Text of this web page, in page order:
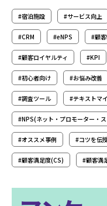
#宿泊施設 #サービス向上
#CRM #eNPS #顧
#顧客ロイヤルティ #KPI
#初心者向け #お悩み改善
#調査ツール #テキストマ
#NPS(ネット・プロモーター・
#オススメ事例 #コツを伝
#顧客満足度(CS) #顧客満